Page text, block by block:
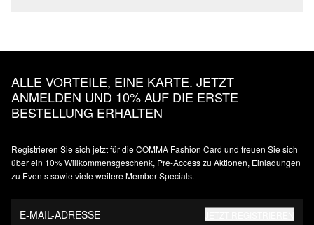
ALLE VORTEILE, EINE KARTE. JETZT
ANMELDEN UND 10% AUF DIE ERSTE
BESTELLUNG ERHALTEN
Registrieren Sie sich jetzt für die COMMA Fashion Card und freuen Sie sich
über ein 10% Willkommensgeschenk, Pre-Access zu Aktionen, Einladungen
zu Events sowie viele weitere Member Specials.
E-MAIL-ADRESSE